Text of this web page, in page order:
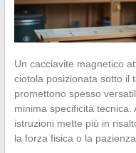
Un cacciavite magnetico
ciotola posizionata sotto il
promettono spesso
minima specificità
istruzioni mette più in
la forza fisica o la pazienza.